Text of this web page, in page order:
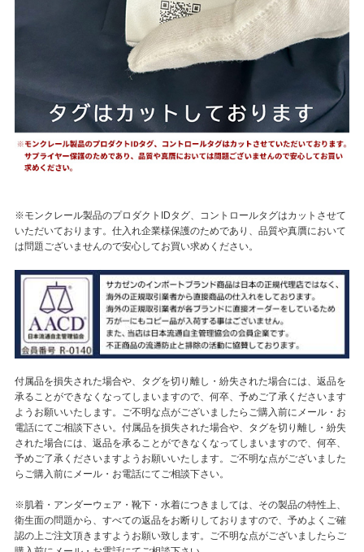
※モンクレール製品のプロダクトIDタグ、コントロールタグはカットさせて
いただいております。仕入れ企業様保護のためであり、品質や真贋において
は問題ございませんので安心してお買い求めください。
付属品を損失された場合や、タグを切り離し・紛失された場合には、返品を
承ることができなくなってしまいますので、何卒、予めご了承くださいます
ようお願いいたします。ご不明な点がございましたらご購入前にメール・お
電話にてご相談下さい。付属品を損失された場合や、タグを切り離し・紛失
された場合には、返品を承ることができなくなってしまいますので、何卒、
予めご了承くださいますようお願いいたします。ご不明な点がございました
らご購入前にメール・お電話にてご相談下さい。
※肌着・アンダーウェア・靴下・水着につきましては、その製品の特性上、
衛生面の問題から、すべての返品をお断りしておりますので、予めよくご確
認の上ご注文頂きますようお願い致します。ご不明な点がございましたらご